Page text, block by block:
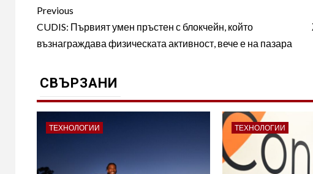
Post
navigation
Previous
CUDIS: Първият умен пръстен с блокчейн, който
възнаграждава физическата активност, вече е на пазара
СВЪРЗАНИ
ТЕХНОЛОГИИ ТЕХНОЛОГИИ